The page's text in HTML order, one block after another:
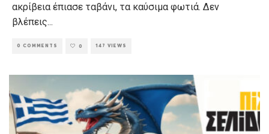
ακρίβεια έπιασε ταβάνι, τα καύσιμα φωτιά. Δεν
βλέπεις...
0 COMMENTS 0 147 VIEWS